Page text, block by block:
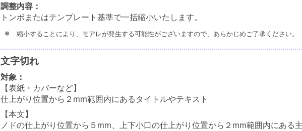
調整内容：
トンボまたはテンプレート基準で一括縮小いたします。
縮小することにより、モアレが発生する可能性がございますので、あらかじめご了承ください。
文字切れ
対象：
【表紙・カバーなど】
仕上がり位置から２mm範囲内にあるタイトルやテキスト
【本文】
ノドの仕上がり位置から５mm、上下小口の仕上がり位置から２mm範囲内にある